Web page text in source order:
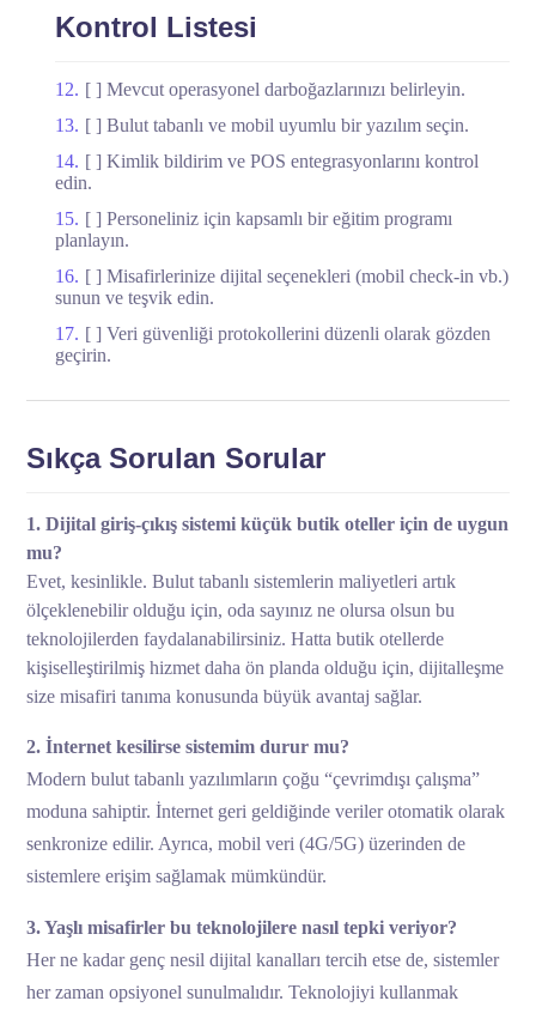
Kontrol Listesi
[ ] Mevcut operasyonel darboğazlarınızı belirleyin.
[ ] Bulut tabanlı ve mobil uyumlu bir yazılım seçin.
[ ] Kimlik bildirim ve POS entegrasyonlarını kontrol
edin.
[ ] Personeliniz için kapsamlı bir eğitim programı
planlayın.
[ ] Misafirlerinize dijital seçenekleri (mobil check-in vb.)
sunun ve teşvik edin.
[ ] Veri güvenliği protokollerini düzenli olarak gözden
geçirin.
Sıkça Sorulan Sorular
1. Dijital giriş-çıkış sistemi küçük butik oteller için de uygun
mu?
Evet, kesinlikle. Bulut tabanlı sistemlerin maliyetleri artık
ölçeklenebilir olduğu için, oda sayınız ne olursa olsun bu
teknolojilerden faydalanabilirsiniz. Hatta butik otellerde
kişiselleştirilmiş hizmet daha ön planda olduğu için, dijitalleşme
size misafiri tanıma konusunda büyük avantaj sağlar.
2. İnternet kesilirse sistemim durur mu?
Modern bulut tabanlı yazılımların çoğu “çevrimdışı çalışma”
moduna sahiptir. İnternet geri geldiğinde veriler otomatik olarak
senkronize edilir. Ayrıca, mobil veri (4G/5G) üzerinden de
sistemlere erişim sağlamak mümkündür.
3. Yaşlı misafirler bu teknolojilere nasıl tepki veriyor?
Her ne kadar genç nesil dijital kanalları tercih etse de, sistemler
her zaman opsiyonel sunulmalıdır. Teknolojiyi kullanmak